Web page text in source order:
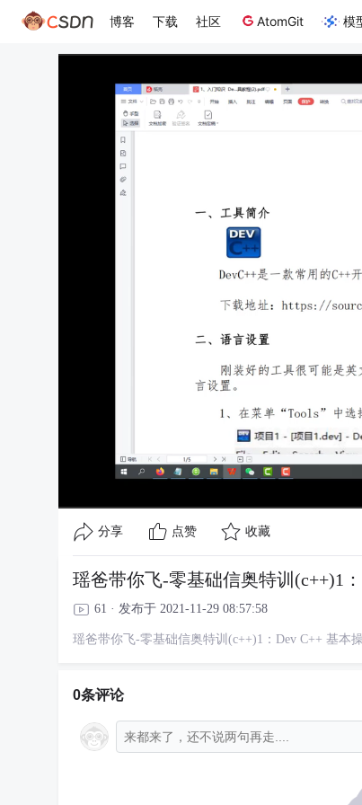
博客 下载 社区 AtomGit 模
分享 点赞 收藏
瑶爸带你飞-零基础信奥特训(c++)1
61 · 发布于 2021-11-29 08:57:58
瑶爸带你飞-零基础信奥特训(c++)1：Dev C++ 基本
0条评论